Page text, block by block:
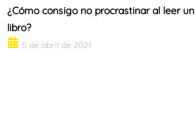
¿Cómo consigo no procrastinar al leer un
libro?
5 de abril de 2021